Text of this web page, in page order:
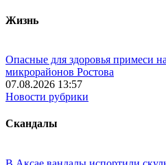
Жизнь
Опасные для здоровья примеси
микрорайонов Ростова
07.08.2026 13:57
Новости рубрики
Скандалы